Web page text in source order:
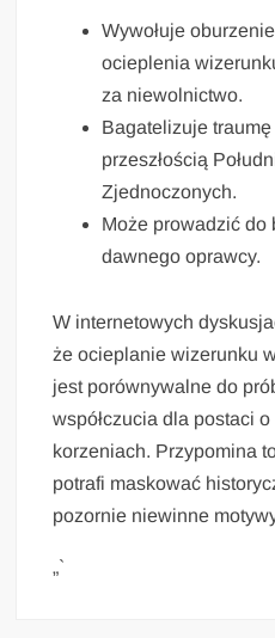
Wywołuje
ocieplenia
za niewolnictwo.
Bagatelizuje
przeszłością
Zjednoczonych.
Może prowadzić do
dawnego oprawcy.
W internetowych
że ocieplanie wizerunku
jest porównywalne do
współczucia dla postaci
korzeniach. Przypomina
potrafi maskować
pozornie niewinne
„`